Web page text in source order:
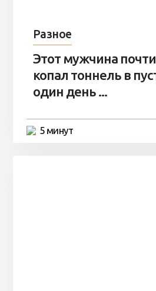
Разное
Этот мужчина
копал тоннель в
один день ...
5 минут